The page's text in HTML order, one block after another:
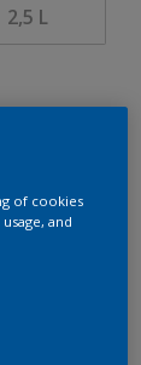
2,5 L
online
of cookies
and